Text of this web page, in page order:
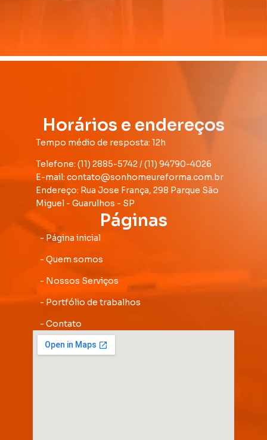
Horários e endereços
Tempo médio de resposta: 12h
Telefone: (11) 2885-5742 / (11) 94790-4026
E-mail: contato@sonhomeureforma.com.br
Endereço: Rua Jose França, 298 Parque São
Miguel - Guarulhos - SP
Páginas
- Página inicial
- Quem somos
- Nossos Serviços
- Portfólio de trabalhos
- Contato